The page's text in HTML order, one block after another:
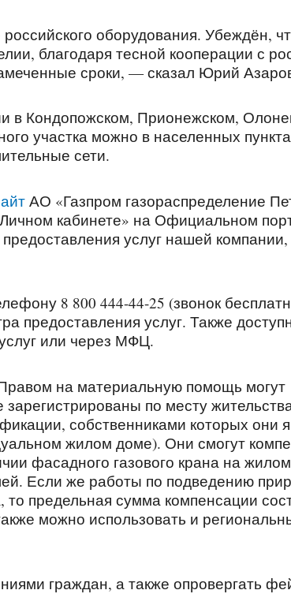
оборудования. Убеждён,
благодаря тесной кооперации с
сроки, — сказал Юрий
в Кондопожском, Прионежском,
участка можно в населенных
сети.
АО «Газпром газораспределение
кабинете» на Официальном
услуг нашей компании,
8 800 444-44-25 (звонок
предоставления услуг. Также
или через МФЦ.
на материальную помощь могут
по месту
собственниками которых они
жилом доме). Они смогут
фасадного газового крана на
Если же работы по подведению
предельная сумма компенсации
можно использовать и
граждан, а также опровергать